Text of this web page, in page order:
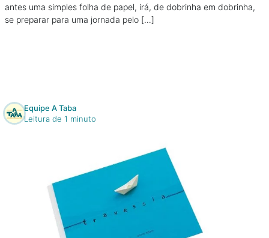
Colunas
Cursos On line
Eventos
antes uma simples folha de papel, irá, de dobrinha em dobrinha,
se preparar para uma jornada pelo […]
Equipe A Taba
Leitura de 1 minuto